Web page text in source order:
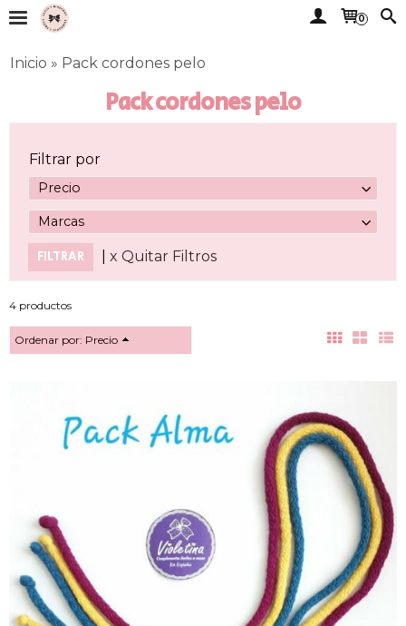
0
Inicio » Pack cordones pelo
Pack cordones pelo
Filtrar por
Precio
Marcas
x Quitar Filtros
4 productos
Ordenar por: Precio